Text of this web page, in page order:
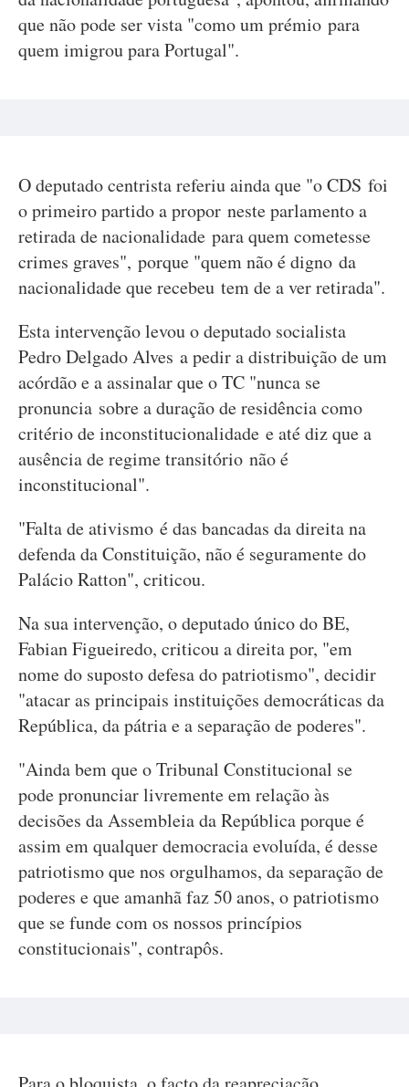
que não pode ser vista "como um prémio para
quem imigrou para Portugal".
O deputado centrista referiu ainda que "o CDS foi
o primeiro partido a propor neste parlamento a
retirada de nacionalidade para quem cometesse
crimes graves", porque "quem não é digno da
nacionalidade que recebeu tem de a ver retirada".
Esta intervenção levou o deputado socialista
Pedro Delgado Alves a pedir a distribuição de um
acórdão e a assinalar que o TC "nunca se
pronuncia sobre a duração de residência como
critério de inconstitucionalidade e até diz que a
ausência de regime transitório não é
inconstitucional".
"Falta de ativismo é das bancadas da direita na
defenda da Constituição, não é seguramente do
Palácio Ratton", criticou.
Na sua intervenção, o deputado único do BE,
Fabian Figueiredo, criticou a direita por, "em
nome do suposto defesa do patriotismo", decidir
"atacar as principais instituições democráticas da
República, da pátria e a separação de poderes".
"Ainda bem que o Tribunal Constitucional se
pode pronunciar livremente em relação às
decisões da Assembleia da República porque é
assim em qualquer democracia evoluída, é desse
patriotismo que nos orgulhamos, da separação de
poderes e que amanhã faz 50 anos, o patriotismo
que se funde com os nossos princípios
constitucionais", contrapôs.